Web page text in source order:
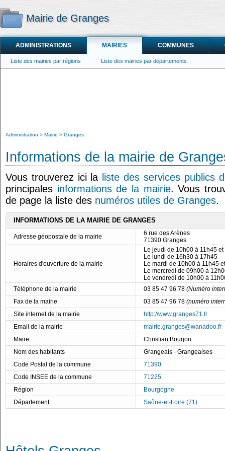
Mairie de Granges
ADMINISTRATIONS MAIRIES COMMUNES
Liste des mairies par régions Liste des mairies par départements
Administration Mairie Granges
Informations de la mairie de
Vous trouverez ici la liste des services publics
principales informations de la mairie. Vous
de page la liste des numéros utiles de Granges.
INFORMATIONS DE LA MAIRIE DE GRANGES
Adresse géopostale de la mairie
6 rue des Arènes
71390 Granges
Horaires d'ouverture de la mairie
Le jeudi de 10h00 à 11h45
Le lundi de 16h30 à 17h45
Le mardi de 10h00 à 11h45
Le mercredi de 09h00 à
Le vendredi de 10h00 à
Téléphone de la mairie
03 85 47 96 78 (Numéro
Fax de la mairie
03 85 47 96 78 (numéro
Site internet de la mairie
http://www.granges71.fr
Email de la mairie
mairie.granges@wanadoo.fr
Maire
Christian Bourjon
Nom des habitants
Grangeais - Grangeaises
Code Postal de la commune
71390
Code INSEE de la commune
71225
Région
Bourgogne
Département
Saône-et-Loire (71)